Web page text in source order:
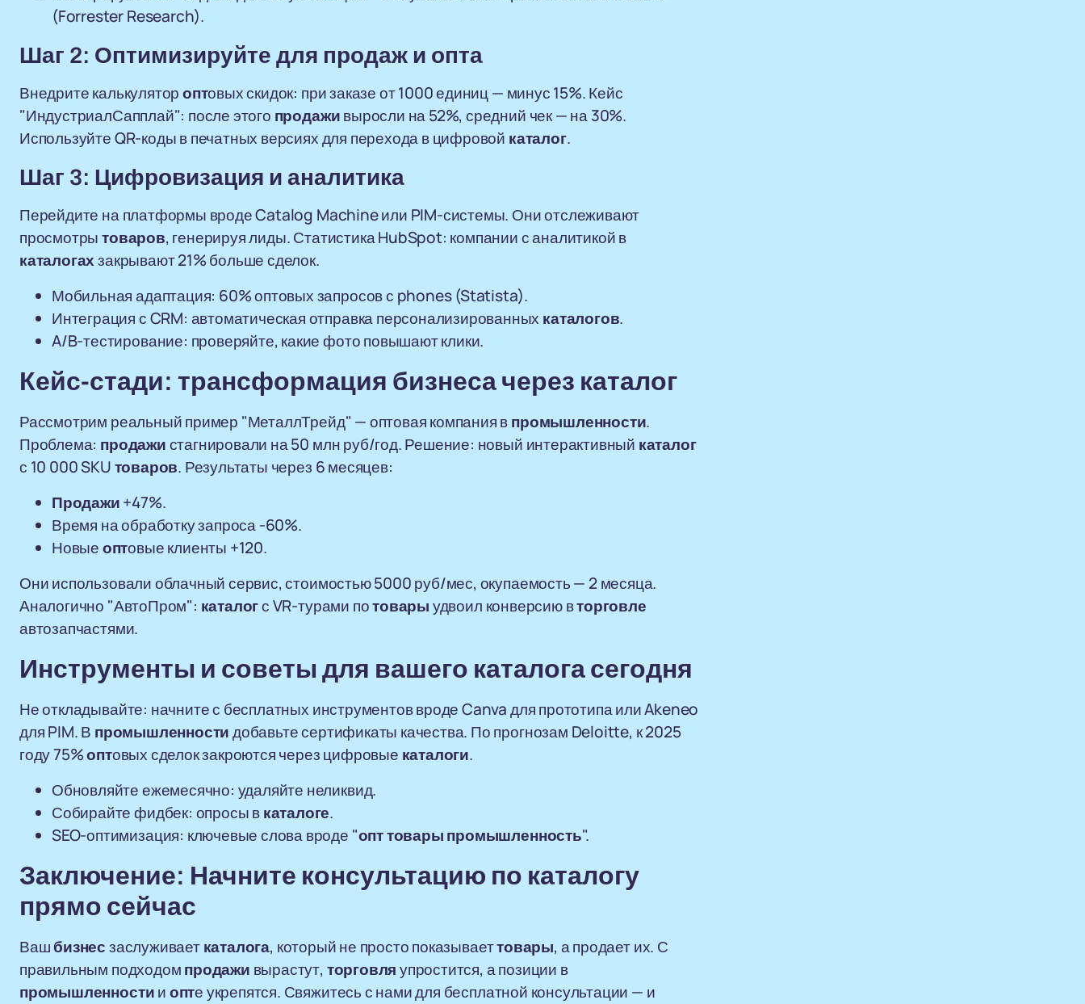
(Forrester Research).
Шаг 2: Оптимизируйте для продаж и опта
Внедрите калькулятороптовых скидок: при заказе от 1000 единиц — минус 15%. Кейс
"ИндустриалСапплай": после этого продаживыросли на 52%, средний чек — на 30%.
Используйте QR-коды в печатных версиях для перехода в цифровой каталог.
Шаг 3: Цифровизация и аналитика
Перейдите на платформы вроде Catalog Machine или PIM-системы. Они отслеживают
просмотрытоваров, генерируя лиды. Статистика HubSpot: компании с аналитикой в
каталогахзакрывают 21% больше сделок.
Мобильная адаптация: 60% оптовых запросов с phones (Statista).
Интеграция с CRM: автоматическая отправка персонализированных каталогов.
A/B-тестирование: проверяйте, какие фото повышают клики.
Кейс-стади: трансформация бизнеса через каталог
Рассмотрим реальный пример "МеталлТрейд" — оптовая компания впромышленности.
Проблема: продажистагнировали на 50 млн руб/год. Решение: новый интерактивный каталог
с 10 000 SKUтоваров. Результаты через 6 месяцев:
Продажи+47%.
Время на обработку запроса -60%.
Новыеоптовые клиенты +120.
Они использовали облачный сервис, стоимостью 5000 руб/мес, окупаемость — 2 месяца.
Аналогично "АвтоПром": каталогс VR-турами потоварыудвоил конверсию вторговле
автозапчастями.
Инструменты и советы для вашего каталога сегодня
Не откладывайте: начните с бесплатных инструментов вроде Canva для прототипа или Akeneo
для PIM. В промышленностидобавьте сертификаты качества. По прогнозам Deloitte, к 2025
году 75%оптовых сделок закроются через цифровые каталоги.
Обновляйте ежемесячно: удаляйте неликвид.
Собирайте фидбек: опросы вкаталоге.
SEO-оптимизация: ключевые слова вроде "опттоварыпромышленность".
Заключение: Начните консультацию по каталогу
прямо сейчас
Вашбизнесзаслуживаеткаталога, который не просто показываеттовары, а продает их. С
правильным подходомпродажи вырастут, торговляупростится, а позиции в
промышленностииопте укрепятся. Свяжитесь с нами для бесплатной консультации — и